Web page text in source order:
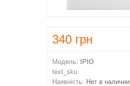
340 грн
Модель:
IPIO
text_sku
Наявність: Нет в наличии